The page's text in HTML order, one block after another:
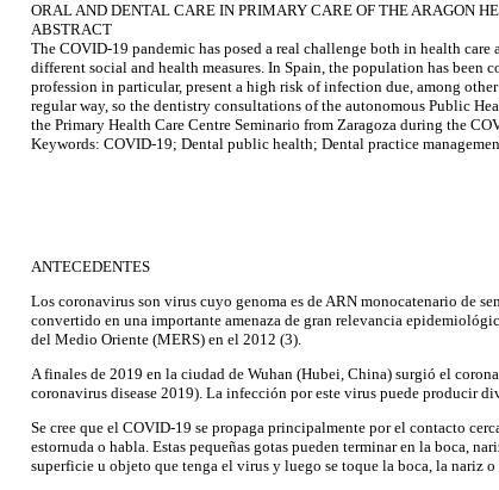
ORAL AND DENTAL CARE IN PRIMARY CARE OF THE ARAGON
ABSTRACT
The COVID-19 pandemic has posed a real challenge both in health
different social and health measures. In Spain, the population has
profession in particular, present a high risk of infection due, among
regular way, so the dentistry consultations of the autonomous Public
the Primary Health Care Centre Seminario from Zaragoza during the
Keywords: COVID-19; Dental public health; Dental practice
ANTECEDENTES
Los coronavirus son virus cuyo genoma es de ARN monocatenario de
convertido en una importante amenaza de gran relevancia
del Medio Oriente (MERS) en el 2012 (3).
A finales de 2019 en la ciudad de Wuhan (Hubei, China) surgió el
coronavirus disease 2019). La infección por este virus puede producir
Se cree que el COVID-19 se propaga principalmente por el contacto
estornuda o habla. Estas pequeñas gotas pueden terminar en la boca,
superficie u objeto que tenga el virus y luego se toque la boca, la nariz